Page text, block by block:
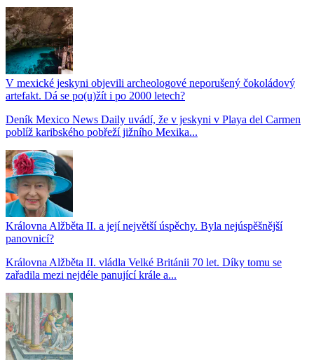
V mexické jeskyni objevili archeologové neporušený čokoládový
artefakt. Dá se po(u)žít i po 2000 letech?
Deník Mexico News Daily uvádí, že v jeskyni v Playa del Carmen
poblíž karibského pobřeží jižního Mexika...
Královna Alžběta II. a její největší úspěchy. Byla nejúspěšnější
panovnicí?
Královna Alžběta II. vládla Velké Británii 70 let. Díky tomu se
zařadila mezi nejdéle panující krále a...